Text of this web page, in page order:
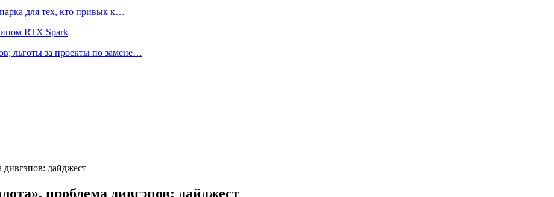
для тех, кто привык к…
RTX Spark
льготы за проекты по замене…
дайджест
проблема дивгэпов: дайджест